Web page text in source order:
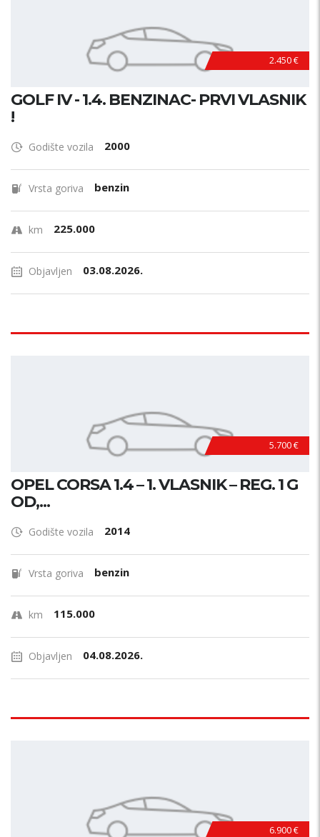
2.450 €
GOLF IV - 1.4. BENZINAC- PRVI VLASNIK
!
Godište vozila 2000
Vrsta goriva benzin
km 225.000
Objavljen 03.08.2026.
5.700 €
OPEL CORSA 1.4 – 1. VLASNIK – REG. 1 G
OD,...
Godište vozila 2014
Vrsta goriva benzin
km 115.000
Objavljen 04.08.2026.
6.900 €